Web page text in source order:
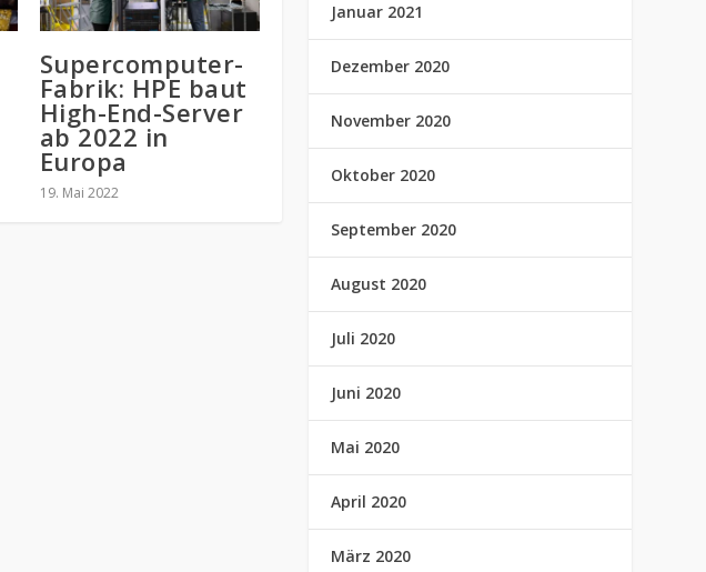
Supercomputer-
Fabrik: HPE baut
High-End-Server
ab 2022 in
Europa
19. Mai 2022
Januar 2021
Dezember 2020
November 2020
Oktober 2020
September 2020
August 2020
Juli 2020
Juni 2020
Mai 2020
April 2020
März 2020